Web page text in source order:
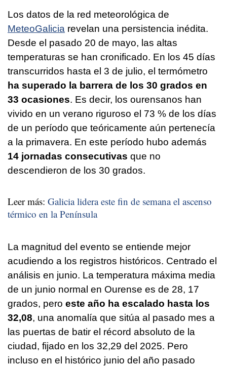
Los datos de la red meteorológica de
MeteoGalicia revelan una persistencia inédita.
Desde el pasado 20 de mayo, las altas
temperaturas se han cronificado. En los 45 días
transcurridos hasta el 3 de julio, el termómetro
ha superado la barrera de los 30 grados en
33 ocasiones. Es decir, los ourensanos han
vivido en un verano riguroso el 73 % de los días
de un período que teóricamente aún pertenecía
a la primavera. En este período hubo además
14 jornadas consecutivas que no
descendieron de los 30 grados.
Leer más: Galicia lidera este fin de semana el ascenso
térmico en la Península
La magnitud del evento se entiende mejor
acudiendo a los registros históricos. Centrado el
análisis en junio. La temperatura máxima media
de un junio normal en Ourense es de 28, 17
grados, pero este año ha escalado hasta los
32,08, una anomalía que sitúa al pasado mes a
las puertas de batir el récord absoluto de la
ciudad, fijado en los 32,29 del 2025. Pero
incluso en el histórico junio del año pasado